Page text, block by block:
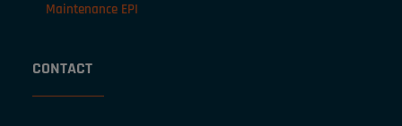
Maintenance EPI
CONTACT